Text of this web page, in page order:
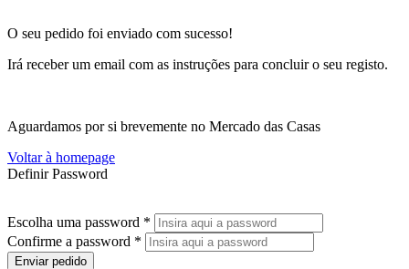
O seu pedido foi enviado com sucesso!
Irá receber um email com as instruções para concluir o seu registo.
Aguardamos por si brevemente no Mercado das Casas
Voltar à homepage
Definir Password
Escolha uma password *
Confirme a password *
Enviar pedido